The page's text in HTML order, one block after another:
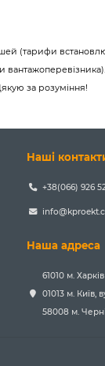
(тарифи
вантажоперевізника).
за розуміння!
Наші
+38(066) 926
Наша адреса
61010 м.
01013 м. Київ,
58008 м.